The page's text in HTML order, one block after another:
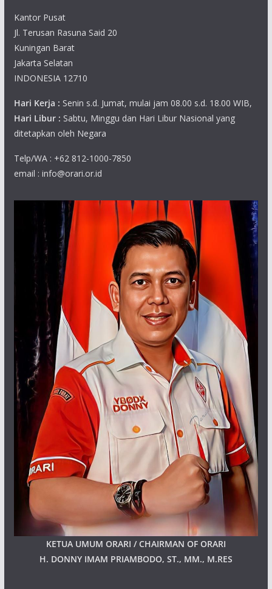
Kantor Pusat
Jl. Terusan Rasuna Said 20
Kuningan Barat
Jakarta Selatan
INDONESIA 12710
Hari Kerja : Senin s.d. Jumat, mulai jam 08.00 s.d. 18.00 WIB,
Hari Libur : Sabtu, Minggu dan Hari Libur Nasional yang
ditetapkan oleh Negara
Telp/WA : +62 812-1000-7850
email : info@orari.or.id
KETUA UMUM ORARI / CHAIRMAN OF ORARI
H. DONNY IMAM PRIAMBODO, ST., MM., M.RES